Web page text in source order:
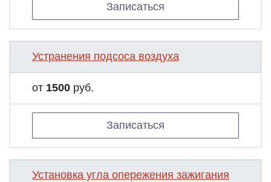
Записаться
Устранения подсоса воздуха
от 1500 руб.
Записаться
Установка угла опережения зажигания